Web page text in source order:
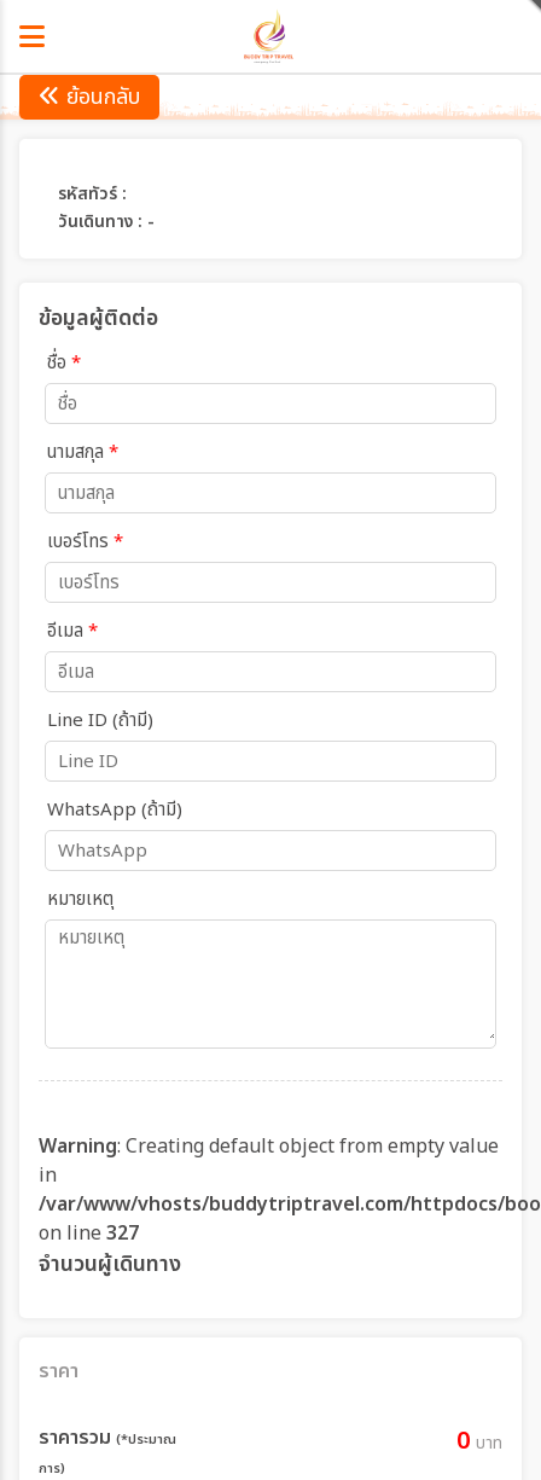
ย้อนกลับ
รหัสทัวร์ :
วันเดินทาง : -
ข้อมูลผู้ติดต่อ
ชื่อ *
นามสกุล *
เบอร์โทร *
อีเมล *
Line ID (ถ้ามี)
WhatsApp (ถ้ามี)
หมายเหตุ
Warning: Creating default object from empty value
in
/var/www/vhosts/buddytriptravel.com/httpdocs/
on line 327
จำนวนผู้เดินทาง
ราคา
ราคารวม (*ประมาณ
การ)
0 บาท